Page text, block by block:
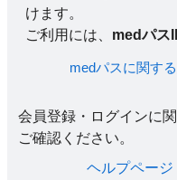
けます。
ご利用には、 medパス
medパスに関す
会員登録・ログインに
ご確認ください。​
ヘルプページ